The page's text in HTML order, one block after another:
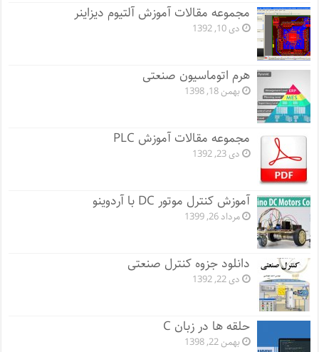
مجموعه مقالات آموزش آلتیوم دیزاینر
دی 10, 1392
هرم اتوماسیون صنعتی
بهمن 18, 1398
مجموعه مقالات آموزش PLC
دی 23, 1392
آموزش کنترل موتور DC با آردوینو
مرداد 26, 1399
دانلود جزوه کنترل صنعتی
دی 22, 1392
حلقه ها در زبان C
بهمن 22, 1398